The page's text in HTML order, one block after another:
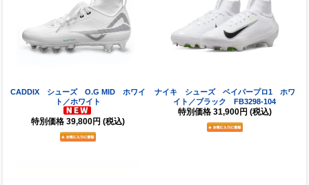
CADDIX シューズ O.G MID ホワイ
ト／ホワイト
特別価格 39,800円 (税込)
ナイキ シューズ ベイパープロ1 ホワ
イト／ブラック FB3298-104
特別価格 31,900円 (税込)